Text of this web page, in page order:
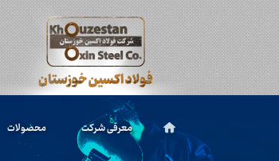
معرفی شرکت محصولات